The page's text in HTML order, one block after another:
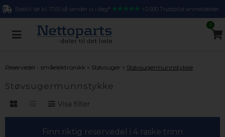
Bestill før kl. 17.00 så sender vi i dag* >2.000 Trustpilot anmeldelser
0
Reservedel - småelektronikk » Støvsuger » Støvsugermunnstykke
Støvsugermunnstykke
Visa filter
Finn riktig reservedel i 4 raske trinn